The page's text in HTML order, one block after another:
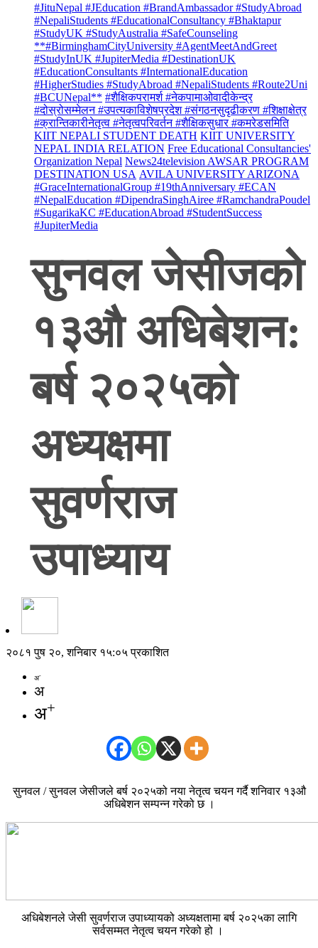
#JituNepal #JEducation #BrandAmbassador #StudyAbroad
#NepaliStudents #EducationalConsultancy #Bhaktapur
#StudyUK #StudyAustralia #SafeCounseling
**#BirminghamCityUniversity #AgentMeetAndGreet
#StudyInUK #JupiterMedia #DestinationUK
#EducationConsultants #InternationalEducation
#HigherStudies #StudyAbroad #NepaliStudents #Route2Uni
#BCUNepal** #शैक्षिकपरामर्श #नेकपामाओवादीकेन्द्र
#दोस्रोसम्मेलन #उपत्यकाविशेषप्रदेश #संगठनसुदृढीकरण #शिक्षाक्षेत्र
#क्रान्तिकारीनेतृत्व #नेतृत्वपरिवर्तन #शैक्षिकसुधार #कमरेडसमिति
KIIT NEPALI STUDENT DEATH KIIT UNIVERSITY
NEPAL INDIA RELATION Free Educational Consultancies'
Organization Nepal News24television AWSAR PROGRAM
DESTINATION USA AVILA UNIVERSITY ARIZONA
#GraceInternationalGroup #19thAnniversary #ECAN
#NepalEducation #DipendraSinghAiree #RamchandraPoudel
#SugarikaKC #EducationAbroad #StudentSuccess
#JupiterMedia
सुनवल जेसीजको
१३औ अधिबेशन:
बर्ष २०२५को
अध्यक्षमा
सुवर्णराज
उपाध्याय
२०८१ पुष २०, शनिबार १५:०५ प्रकाशित
अ-
अ
अ+
सुनवल / सुनवल जेसीजले बर्ष २०२५को नया नेतृत्व चयन गर्दै शनिवार १३औ
अधिबेशन सम्पन्न गरेको छ ।
अधिबेशनले जेसी सुवर्णराज उपाध्यायको अध्यक्षतामा बर्ष २०२५का लागि
सर्वसम्मत नेतृत्व चयन गरेको हो ।